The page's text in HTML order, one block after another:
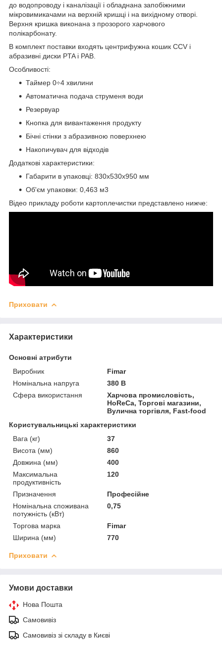
до водопроводу і каналізації і обладнана запобіжними
мікровимикачами на верхній кришці і на вихідному отворі.
Верхня кришка виконана з прозорого харчового
полікарбонату.
В комплект поставки входять центрифужна кошик CCV і
абразивні диски PTA і PAB.
Особливості:
Таймер 0÷4 хвилини
Автоматична подача струменя води
Резервуар
Кнопка для вивантаження продукту
Бічні стінки з абразивною поверхнею
Накопичувач для відходів
Додаткові характеристики:
Габарити в упаковці: 830х530х950 мм
Об'єм упаковки: 0,463 м3
Відео прикладу роботи картоплечистки представлено нижче:
Приховати
Характеристики
Основні атрибути
Виробник
Fimar
Номінальна напруга
380 В
Сфера використання
Харчова промисловість,
HoReCa, Торгові магазини,
Вулична торгівля, Fast-food
Користувальницькі характеристики
Вага (кг)
37
Висота (мм)
860
Довжина (мм)
400
Максимальна
продуктивність
120
Призначення
Професійне
Номінальна споживана
потужність (кВт)
0,75
Торгова марка
Fimar
Ширина (мм)
770
Приховати
Умови доставки
Нова Пошта
Самовивіз
Самовивіз зі складу в Києві